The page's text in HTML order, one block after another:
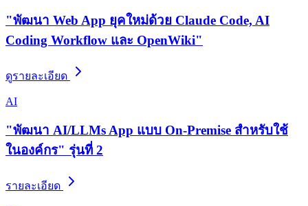
"พัฒนา Web App ยุคใหม่ด้วย Claude Code, AI
Coding Workflow และ OpenWiki"
ดูรายละเอียด
AI
"พัฒนา AI/LLMs App แบบ On-Premise สำหรับใช้
ในองค์กร" รุ่นที่ 2
รายละเอียด